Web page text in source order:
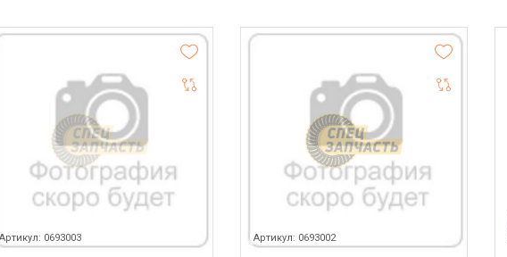
Артикул: 0693003 Артикул: 0693002